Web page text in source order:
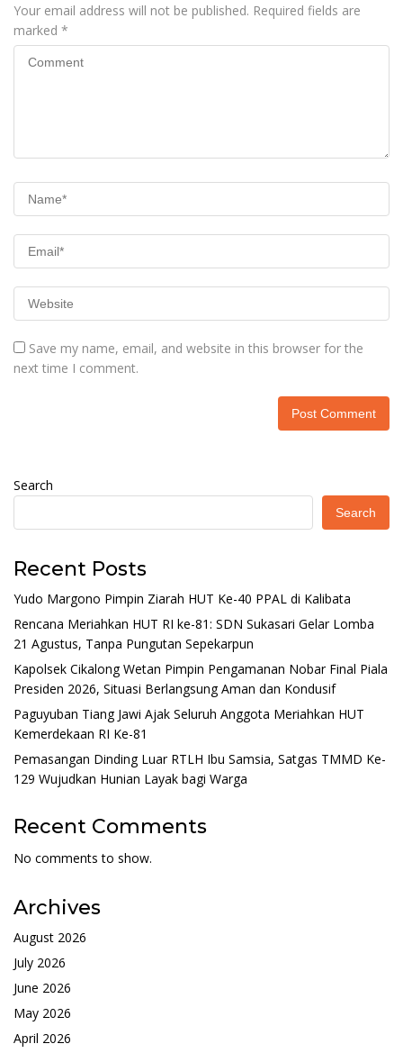
Your email address will not be published. Required fields are
marked *
Save my name, email, and website in this browser for the
next time I comment.
Search
Search
Recent Posts
Yudo Margono Pimpin Ziarah HUT Ke-40 PPAL di Kalibata
Rencana Meriahkan HUT RI ke-81: SDN Sukasari Gelar Lomba
21 Agustus, Tanpa Pungutan Sepekarpun
Kapolsek Cikalong Wetan Pimpin Pengamanan Nobar Final Piala
Presiden 2026, Situasi Berlangsung Aman dan Kondusif
Paguyuban Tiang Jawi Ajak Seluruh Anggota Meriahkan HUT
Kemerdekaan RI Ke-81
Pemasangan Dinding Luar RTLH Ibu Samsia, Satgas TMMD Ke-
129 Wujudkan Hunian Layak bagi Warga
Recent Comments
No comments to show.
Archives
August 2026
July 2026
June 2026
May 2026
April 2026